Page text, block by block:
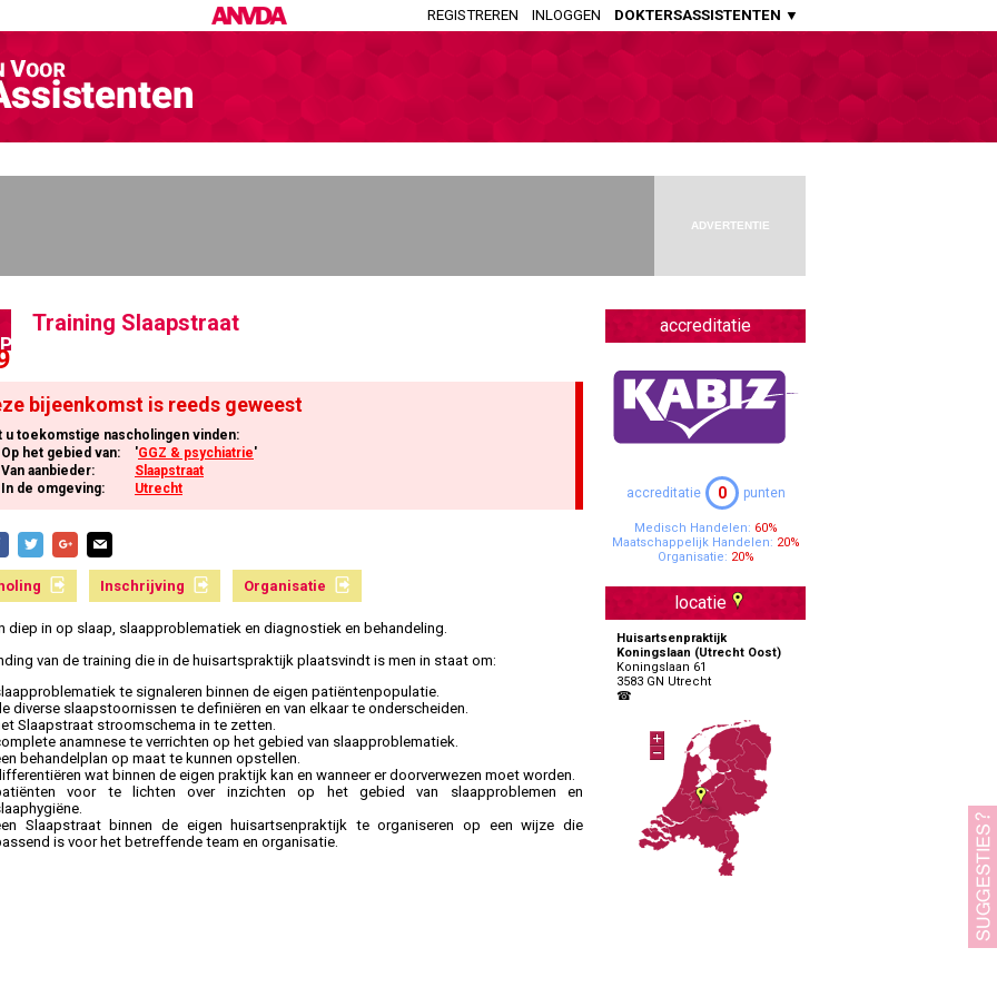
REGISTREREN INLOGGEN DOKTERSASSISTENTEN ▼
HUISARTSENPRAKTIJK
Openbaar Apothekers
Apothekers Assistenten
OVERIGE SPECIALISMEN
Specialisten Ouderengeneeskunde
ADVERTENTIE
accreditatie
accreditatie 0 punten
Medisch Handelen: 60%
Maatschappelijk Handelen: 20%
Organisatie: 20%
locatie
Huisartsenpraktijk
Koningslaan (Utrecht Oost)
Koningslaan 61
3583 GN Utrecht
☎
Training Slaapstraat
bijeenkomst is reeds geweest
u toekomstige nascholingen vinden:
Op het gebied van:
'GGZ & psychiatrie'
Van aanbieder:
Slaapstraat
In de omgeving:
Utrecht
Inschrijving Organisatie
diep in op slaap, slaapproblematiek en diagnostiek en behandeling.
van de training die in de huisartspraktijk plaatsvindt is men in staat om:
te signaleren binnen de eigen patiëntenpopulatie.
diverse slaapstoornissen te definiëren en van elkaar te onderscheiden.
Slaapstraat stroomschema in te zetten.
anamnese te verrichten op het gebied van slaapproblematiek.
behandelplan op maat te kunnen opstellen.
wat binnen de eigen praktijk kan en wanneer er doorverwezen moet worden.
voor te lichten over inzichten op het gebied van slaapproblemen en
Slaapstraat binnen de eigen huisartsenpraktijk te organiseren op een wijze die
is voor het betreffende team en organisatie.